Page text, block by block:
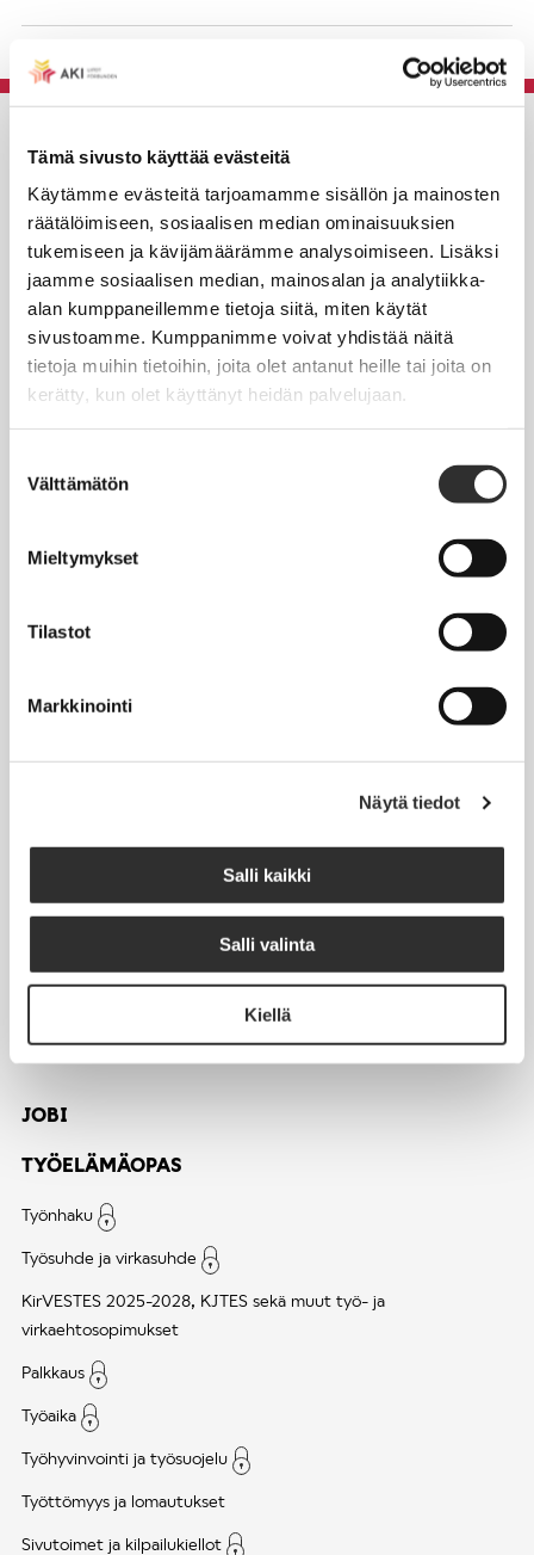
Tämä sivusto käyttää evästeitä
Käytämme evästeitä tarjoamamme sisällön ja mainosten
räätälöimiseen, sosiaalisen median ominaisuuksien
tukemiseen ja kävijämäärämme analysoimiseen. Lisäksi
jaamme sosiaalisen median, mainosalan ja analytiikka-
alan kumppaneillemme tietoja siitä, miten käytät
sivustoamme. Kumppanimme voivat yhdistää näitä
tietoja muihin tietoihin, joita olet antanut heille tai joita on
kerätty, kun olet käyttänyt heidän palvelujaan.
valinta
Välttämätön
Mieltymykset
Tilastot
Markkinointi
Näytä tiedot
Salli kaikki
Salli valinta
Kiellä
AKI-liitot
Rautatieläisenkatu 6,
00520 Helsinki
puh. (09) 4270 1503
toimisto@akiliitot.fi
Seuraa meitä somessa:
Liittojäsenyys
Matkalaskut
AJANKOHTAISTA
Tapahtumakalenteri
Blogit
JOBI
TYÖELÄMÄOPAS
Työnhaku
Työsuhde ja virkasuhde
KirVESTES 2025-2028, KJTES sekä muut työ- ja
virkaehtosopimukset
Palkkaus
Työaika
Työhyvinvointi ja työsuojelu
Työttömyys ja lomautukset
Sivutoimet ja kilpailukiellot